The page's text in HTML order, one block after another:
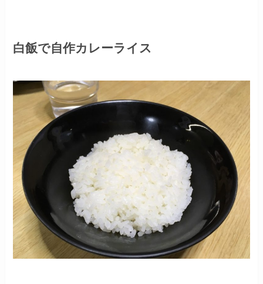
白飯で自作カレーライス